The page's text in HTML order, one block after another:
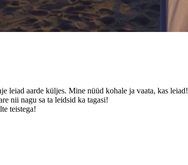
leiad aarde küljes. Mine nüüd kohale ja vaata, kas leiad!
nii nagu sa ta leidsid ka tagasi!
teistega!